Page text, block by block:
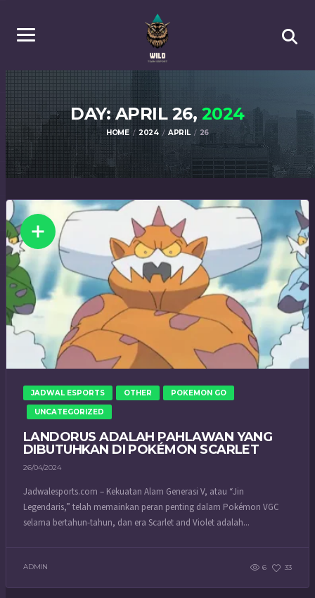
DAY: APRIL 26, 2024
HOME 2024 APRIL 26
JADWAL ESPORTS OTHER POKEMON GO
UNCATEGORIZED
LANDORUS ADALAH PAHLAWAN YANG
DIBUTUHKAN DI POKÉMON SCARLET
26/04/2024
Jadwalesports.com – Kekuatan Alam Generasi V, atau “Jin
Legendaris,” telah memainkan peran penting dalam Pokémon VGC
selama bertahun-tahun, dan era Scarlet and Violet adalah...
ADMIN 6 33